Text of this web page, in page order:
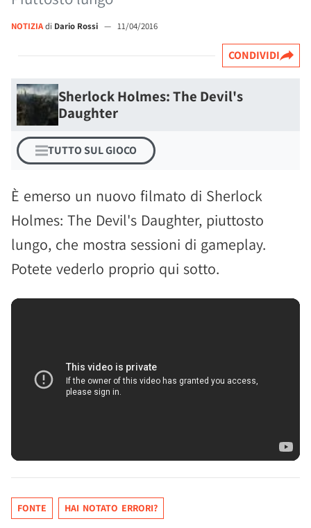
NOTIZIAdi Dario Rossi — 11/04/2016
CONDIVIDI
Sherlock Holmes: The Devil's
Daughter
TUTTO SUL GIOCO
È emerso un nuovo filmato di Sherlock
Holmes: The Devil's Daughter, piuttosto
lungo, che mostra sessioni di gameplay.
Potete vederlo proprio qui sotto.
FONTE HAI NOTATO ERRORI?